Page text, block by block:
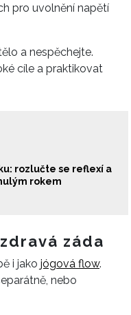
pro uvolnění napětí
a nespěchejte.
cíle a praktikovat
rozlučte se reflexí a
rokem
záda
i jako jógová flow.
nebo